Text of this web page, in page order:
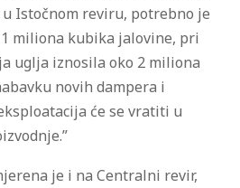
Istočnom reviru, potrebno je
miliona kubika jalovine, pri
uglja iznosila oko 2 miliona
novih dampera i
će se vratiti u
je i na Centralni revir,